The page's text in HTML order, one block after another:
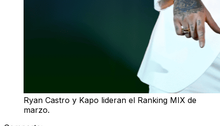
Ryan Castro y Kapo lideran el Ranking MIX de
marzo.